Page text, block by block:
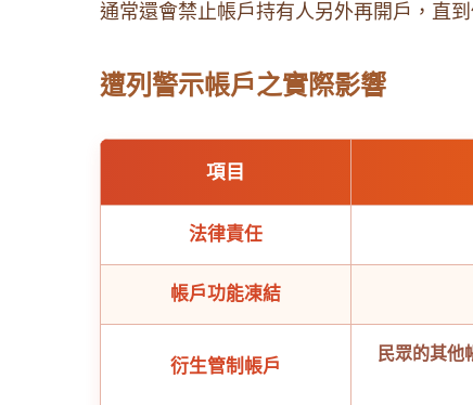
通常還會禁止帳戶持有人另外再開戶，直
遭列警示帳戶之實際影響
項目
法律責任
帳戶功能凍結
衍生管制帳戶
民眾的其他